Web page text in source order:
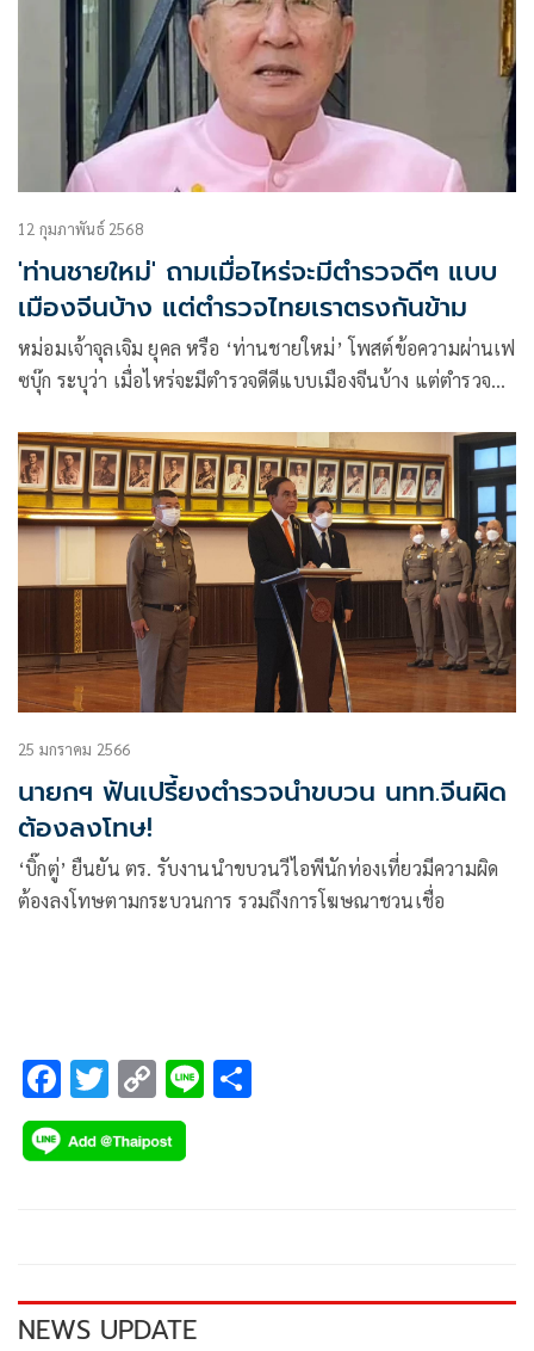
12 กุมภาพันธ์ 2568
'ท่านชายใหม่' ถามเมื่อไหร่จะมีตำรวจดีๆ แบบ
เมืองจีนบ้าง แต่ตำรวจไทยเราตรงกันข้าม
หม่อมเจ้าจุลเจิม ยุคล หรือ ‘ท่านชายใหม่’ โพสต์ข้อความผ่านเฟ
ซบุ๊ก ระบุว่า เมื่อไหร่จะมีตำรวจดีดีแบบเมืองจีนบ้าง แต่ตำรวจ
25 มกราคม 2566
นายกฯ ฟันเปรี้ยงตำรวจนำขบวน นทท.จีนผิด
ต้องลงโทษ!
‘บิ๊กตู่’ ยืนยัน ตร. รับงานนำขบวนวีไอพีนักท่องเที่ยวมีความผิด
ต้องลงโทษตามกระบวนการ รวมถึงการโฆษณาชวนเชื่อ
F
ac
e
k
T
wi
tt
C
o
p
k
Li
NEWS UPDATE